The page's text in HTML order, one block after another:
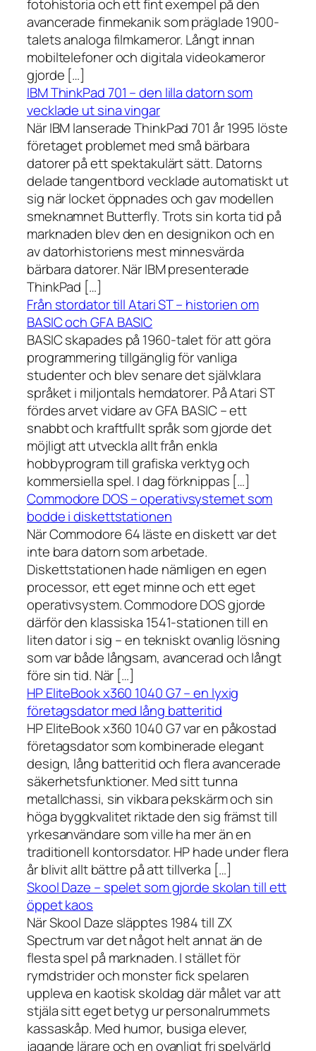
fotohistoria och ett fint exempel på den
avancerade finmekanik som präglade 1900-
talets analoga filmkameror. Långt innan
mobiltelefoner och digitala videokameror
gjorde […]
IBM ThinkPad 701 – den lilla datorn som
vecklade ut sina vingar
När IBM lanserade ThinkPad 701 år 1995 löste
företaget problemet med små bärbara
datorer på ett spektakulärt sätt. Datorns
delade tangentbord vecklade automatiskt ut
sig när locket öppnades och gav modellen
smeknamnet Butterfly. Trots sin korta tid på
marknaden blev den en designikon och en
av datorhistoriens mest minnesvärda
bärbara datorer. När IBM presenterade
ThinkPad […]
Från stordator till Atari ST – historien om
BASIC och GFA BASIC
BASIC skapades på 1960-talet för att göra
programmering tillgänglig för vanliga
studenter och blev senare det självklara
språket i miljontals hemdatorer. På Atari ST
fördes arvet vidare av GFA BASIC – ett
snabbt och kraftfullt språk som gjorde det
möjligt att utveckla allt från enkla
hobbyprogram till grafiska verktyg och
kommersiella spel. I dag förknippas […]
Commodore DOS – operativsystemet som
bodde i diskettstationen
När Commodore 64 läste en diskett var det
inte bara datorn som arbetade.
Diskettstationen hade nämligen en egen
processor, ett eget minne och ett eget
operativsystem. Commodore DOS gjorde
därför den klassiska 1541-stationen till en
liten dator i sig – en tekniskt ovanlig lösning
som var både långsam, avancerad och långt
före sin tid. När […]
HP EliteBook x360 1040 G7 – en lyxig
företagsdator med lång batteritid
HP EliteBook x360 1040 G7 var en påkostad
företagsdator som kombinerade elegant
design, lång batteritid och flera avancerade
säkerhetsfunktioner. Med sitt tunna
metallchassi, sin vikbara pekskärm och sin
höga byggkvalitet riktade den sig främst till
yrkesanvändare som ville ha mer än en
traditionell kontorsdator. HP hade under flera
år blivit allt bättre på att tillverka […]
Skool Daze – spelet som gjorde skolan till ett
öppet kaos
När Skool Daze släpptes 1984 till ZX
Spectrum var det något helt annat än de
flesta spel på marknaden. I stället för
rymdstrider och monster fick spelaren
uppleva en kaotisk skoldag där målet var att
stjäla sitt eget betyg ur personalrummets
kassaskåp. Med humor, busiga elever,
jagande lärare och en ovanligt fri spelvärld